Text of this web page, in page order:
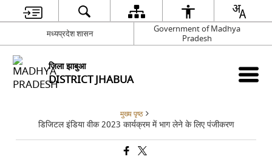
मध्यप्रदेश शासन
Government of Madhya
Pradesh
जिला झाबुआ
DISTRICT JHABUA
मुख्य पृष्ठ
डिजिटल इंडिया वीक 2023 कार्यक्रम में भाग लेने के लिए पंजीकरण